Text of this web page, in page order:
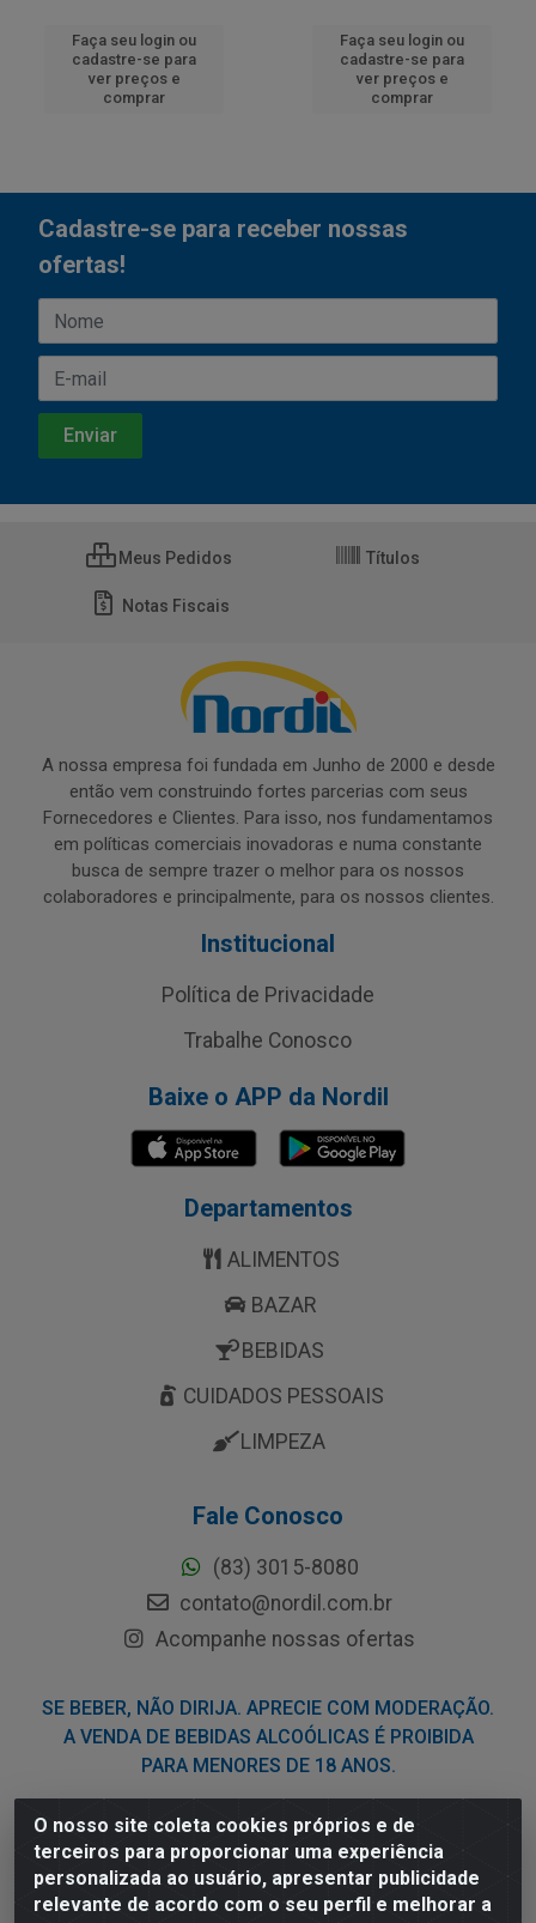
Faça seu login ou
cadastre-se para
ver preços e
comprar
Faça seu login ou
cadastre-se para
ver preços e
comprar
O nosso site coleta cookies próprios e de
terceiros para proporcionar uma experiência
personalizada ao usuário, apresentar publicidade
relevante de acordo com o seu perfil e melhorar a
Cadastre-se para receber nossas
ofertas!
Meus Pedidos Títulos
Notas Fiscais
A nossa empresa foi fundada em Junho de 2000 e desde
então vem construindo fortes parcerias com seus
Fornecedores e Clientes. Para isso, nos fundamentamos
em políticas comerciais inovadoras e numa constante
busca de sempre trazer o melhor para os nossos
colaboradores e principalmente, para os nossos clientes.
Institucional
Política de Privacidade
Trabalhe Conosco
Baixe o APP da Nordil
Departamentos
ALIMENTOS
BAZAR
BEBIDAS
CUIDADOS PESSOAIS
LIMPEZA
Fale Conosco
(83) 3015-8080
contato@nordil.com.br
Acompanhe nossas ofertas
SE BEBER, NÃO DIRIJA. APRECIE COM MODERAÇÃO.
A VENDA DE BEBIDAS ALCOÓLICAS É PROIBIDA
PARA MENORES DE 18 ANOS.
Nordil Distribuidora - Avenida Liberdade, 2738, Bloco F -
Sesi - Bayeux/PB - CEP 58.111-400 - CNPJ
03.775.813/0001-41